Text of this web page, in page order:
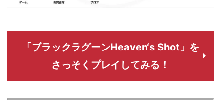
「ブラックラグーンHeaven‘s Shot」を
さっそくプレイしてみる！